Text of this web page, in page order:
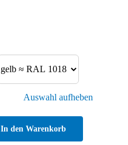
Auswahl aufheben
In den Warenkorb